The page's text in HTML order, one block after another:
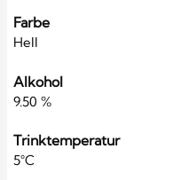
Farbe
Hell
Alkohol
9.50 %
Trinktemperatur
5°C